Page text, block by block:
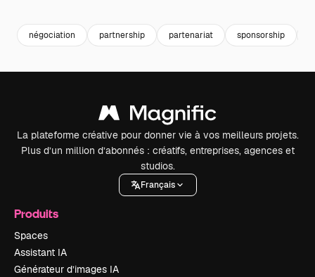
négociation partnership partenariat sponsorship
La plateforme créative pour donner vie à vos meilleurs projets.
Plus d’un million d’abonnés : créatifs, entreprises, agences et
studios.
Français
Produits
Spaces
Assistant IA
Générateur d’images IA